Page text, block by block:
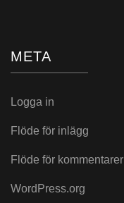
META
Logga in
Flöde för inlägg
Flöde för kommentarer
WordPress.org